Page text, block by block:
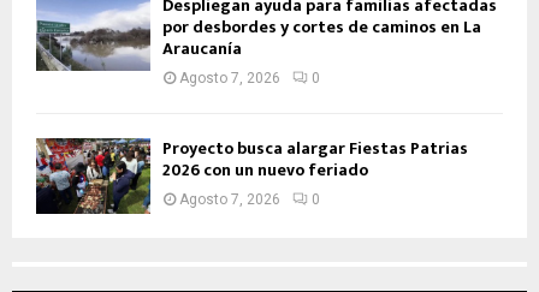
por desbordes y cortes de caminos en La
Araucanía
Agosto 7, 2026 0
Proyecto busca alargar Fiestas Patrias
2026 con un nuevo feriado
Agosto 7, 2026 0